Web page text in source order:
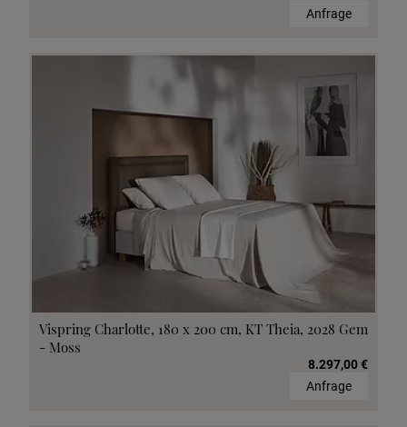
Anfrage
Vispring Charlotte, 180 x 200 cm, KT Theia, 2028 Gem
- Moss
8.297,00 €
Anfrage